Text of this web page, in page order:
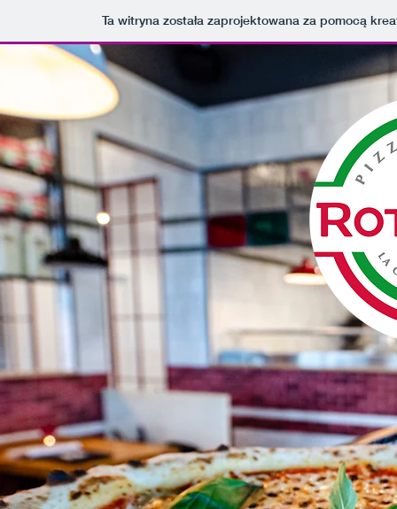
Ta witryna została zaprojektowana za pomocą